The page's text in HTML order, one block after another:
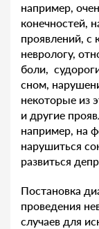
например,
конечностей,
проявлений, с
неврологу,
боли,
сном,
некоторые из
и другие
например, на
нарушиться
развиться
Постановка
проведения
случаев для